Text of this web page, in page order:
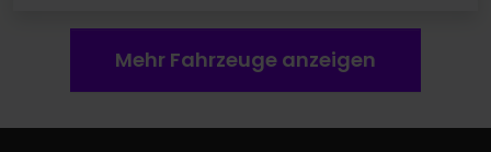
Mehr Fahrzeuge anzeigen